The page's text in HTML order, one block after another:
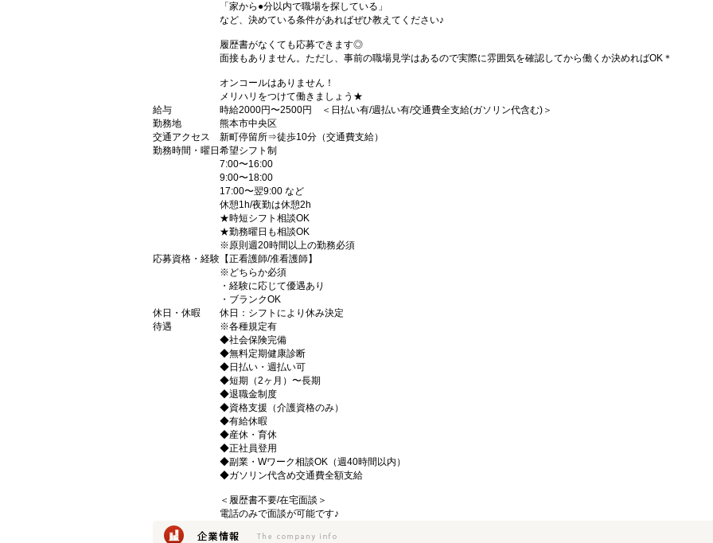
「家から●分以内で職場を探している」
など、決めている条件があればぜひ教えてください♪
履歴書がなくても応募できます◎
面接もありません。ただし、事前の職場見学はあるので実際に雰囲気を確認してから働くか決めればOK＊
オンコールはありません！
メリハリをつけて働きましょう★
給与
時給2000円〜2500円 ＜日払い有/週払い有/交通費全支給(ガソリン代含む)＞
勤務地
熊本市中央区
交通アクセス
新町停留所⇒徒歩10分（交通費支給）
勤務時間・曜日 希望シフト制
7:00〜16:00
9:00〜18:00
17:00〜翌9:00 など
休憩1h/夜勤は休憩2h
★時短シフト相談OK
★勤務曜日も相談OK
※原則週20時間以上の勤務必須
応募資格・経験 【正看護師/准看護師】
※どちらか必須
・経験に応じて優遇あり
・ブランクOK
休日・休暇
休日：シフトにより休み決定
待遇
※各種規定有
◆社会保険完備
◆無料定期健康診断
◆日払い・週払い可
◆短期（2ヶ月）〜長期
◆退職金制度
◆資格支援（介護資格のみ）
◆有給休暇
◆産休・育休
◆正社員登用
◆副業・Wワーク相談OK（週40時間以内）
◆ガソリン代含め交通費全額支給
＜履歴書不要/在宅面談＞
電話のみで面談が可能です♪